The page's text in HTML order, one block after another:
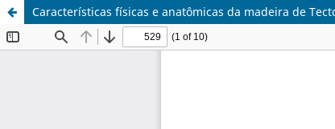
Características físicas e anatômicas da madeira de